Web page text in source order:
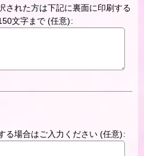
された方は下記に裏面に印刷する
文字まで (任意):
る場合はご入力ください (任意):